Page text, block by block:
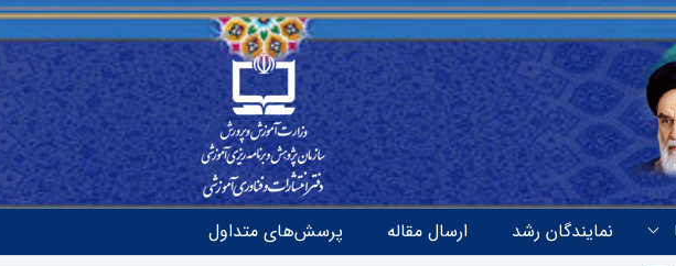
نمایندگان رشد ارسال مقاله پرسش‌های متداول